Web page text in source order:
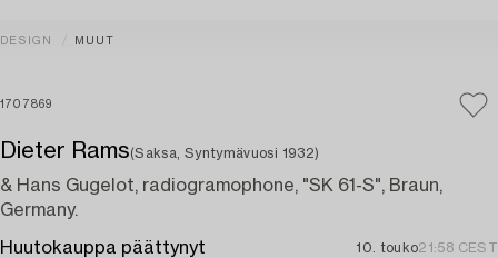
DESIGN MUUT
1707869
Dieter Rams(Saksa, Syntymävuosi 1932)
& Hans Gugelot, radiogramophone, "SK 61-S", Braun,
Germany.
Huutokauppa päättynyt 10. touko21:58 CEST